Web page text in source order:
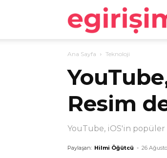
Ana Sayfa Teknoloji
Resim
YouTube, iOS'in
Paylaşan: Hilmi Öğütcü - 26